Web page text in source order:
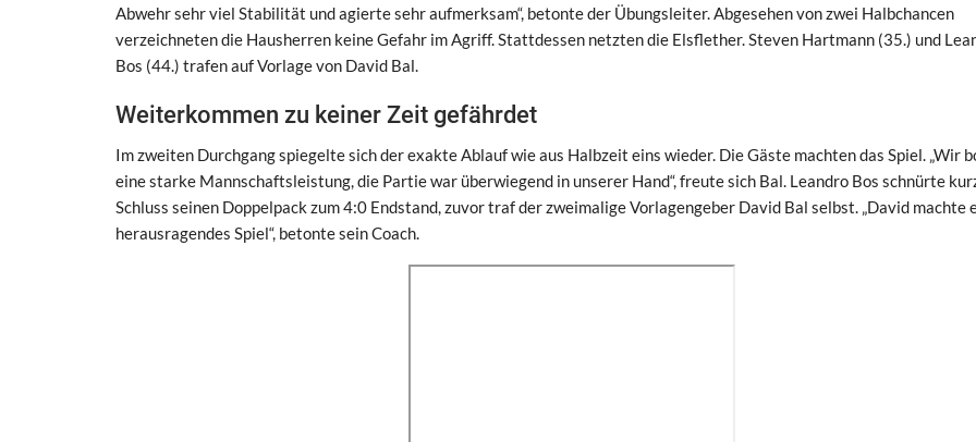
Abwehr sehr viel Stabilität und agierte sehr aufmerksam“, betonte der Übungsleiter. Abgesehen von zwei Halbchancen
verzeichneten die Hausherren keine Gefahr im Agriff. Stattdessen netzten die Elsflether. Steven Hartmann (35.) und
Bos (44.) trafen auf Vorlage von David Bal.
Weiterkommen zu keiner Zeit gefährdet
Im zweiten Durchgang spiegelte sich der exakte Ablauf wie aus Halbzeit eins wieder. Die Gäste machten das Spiel. „Wir
eine starke Mannschaftsleistung, die Partie war überwiegend in unserer Hand“, freute sich Bal. Leandro Bos schnürte
Schluss seinen Doppelpack zum 4:0 Endstand, zuvor traf der zweimalige Vorlagengeber David Bal selbst. „David machte
herausragendes Spiel“, betonte sein Coach.